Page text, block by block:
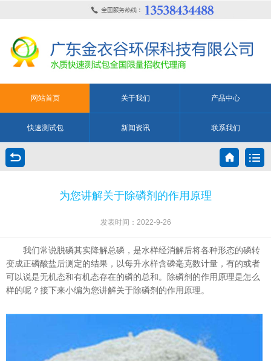
网站首页 关于我们 产品中心
快速测试包 新闻资讯 联系我们
为您讲解关于除磷剂的作用原理
发表时间：2022-9-26
我们常说脱磷其实降解总磷，是水样经消解后将各种形态的磷转
变成正磷酸盐后测定的结果，以每升水样含磷毫克数计量，有的或者
可以说是无机态和有机态存在的磷的总和。除磷剂的作用原理是怎么
样的呢？接下来小编为您讲解关于除磷剂的作用原理。